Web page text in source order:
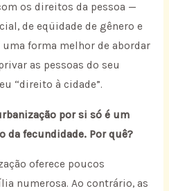
os direitos da pessoa —
de eqüidade de gênero e
forma melhor de abordar
as pessoas do seu
“direito à cidade”.
por si só é um
da fecundidade. Por quê?
oferece poucos
numerosa. Ao contrário, as